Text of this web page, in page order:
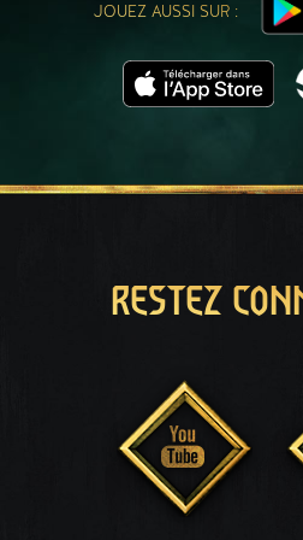
JOUEZ AUSSI SUR :
RESTEZ